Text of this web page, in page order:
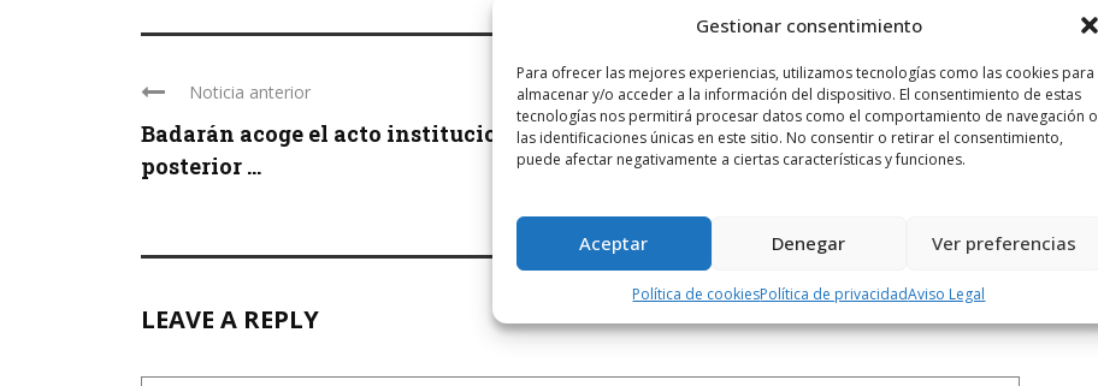
Gestionar consentimiento
Para ofrecer las mejores experiencias, utilizamos tecnologías como las cookies para
almacenar y/o acceder a la información del dispositivo. El consentimiento de estas
tecnologías nos permitirá procesar datos como el comportamiento de navegación o
las identificaciones únicas en este sitio. No consentir o retirar el consentimiento,
puede afectar negativamente a ciertas características y funciones.
Aceptar Denegar Ver preferencias
Política de cookiesPolítica de privacidadAviso Legal
Noticia anterior
Badarán acoge el acto institucional y
posterior ...
Siguiente noticia
Buenos resultados del Club de Tiro
Rioja ...
LEAVE A REPLY